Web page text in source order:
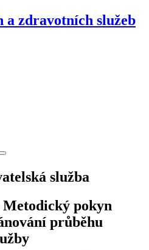
a zdravotních služeb
služba
Metodický pokyn
průběhu